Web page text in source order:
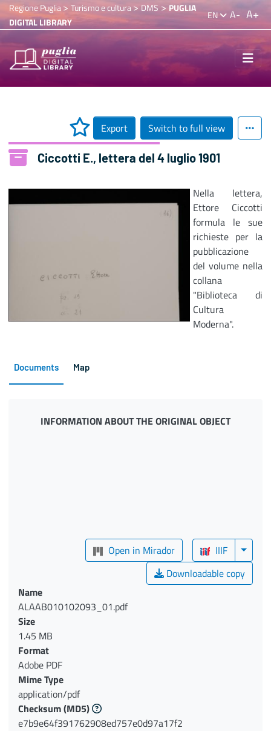
Regione Puglia> Turismo e cultura>DMS > PUGLIA
DIGITAL LIBRARY
EN A- A+
Export Switch to full view
Ciccotti E., lettera del 4 luglio 1901
Nella lettera,
Ettore Ciccotti
formula le sue
richieste per la
pubblicazione
del volume nella
collana
"Biblioteca di
Cultura
Moderna".
Documents Map
INFORMATION ABOUT THE ORIGINAL OBJECT
Open in Mirador
IIIF
Downloadable copy
Name
ALAAB010102093_01.pdf
Size
1.45 MB
Format
Adobe PDF
Mime Type
application/pdf
Checksum(MD5)
e7b9e64f391762908ed757e0d97a17f2